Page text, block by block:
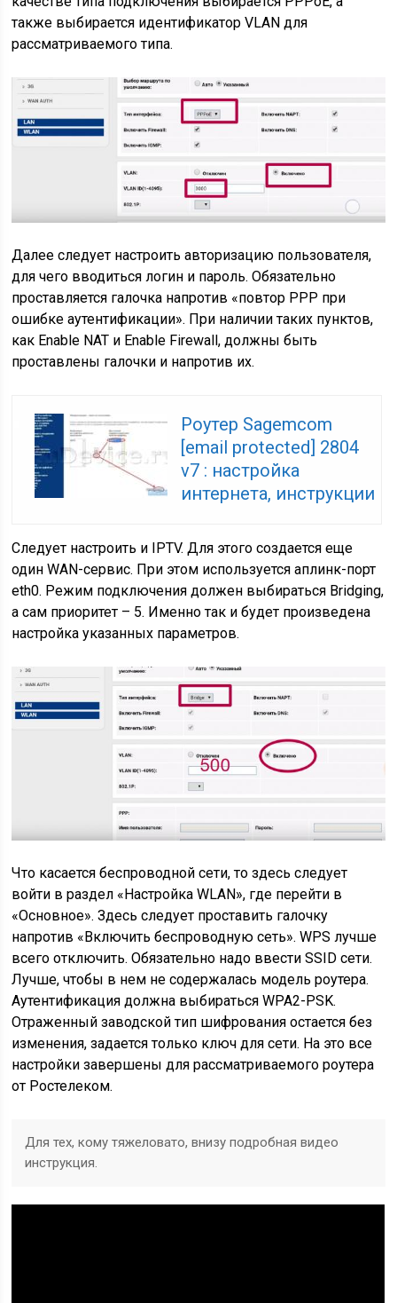
также выбирается идентификатор VLAN для
рассматриваемого типа.
Далее следует настроить авторизацию пользователя,
для чего вводиться логин и пароль. Обязательно
проставляется галочка напротив «повтор РРР при
ошибке аутентификации». При наличии таких пунктов,
как Enable NAT и Enable Firewall, должны быть
проставлены галочки и напротив их.
Роутер Sagemcom
[email protected] 2804
v7 : настройка
интернета, инструкции
Следует настроить и IPTV. Для этого создается еще
один WAN-сервис. При этом используется аплинк-порт
eth0. Режим подключения должен выбираться Bridging,
а сам приоритет – 5. Именно так и будет произведена
настройка указанных параметров.
Что касается беспроводной сети, то здесь следует
войти в раздел «Настройка WLAN», где перейти в
«Основное». Здесь следует проставить галочку
напротив «Включить беспроводную сеть». WPS лучше
всего отключить. Обязательно надо ввести SSID сети.
Лучше, чтобы в нем не содержалась модель роутера.
Аутентификация должна выбираться WPA2-PSK.
Отраженный заводской тип шифрования остается без
изменения, задается только ключ для сети. На это все
настройки завершены для рассматриваемого роутера
от Ростелеком.
Для тех, кому тяжеловато, внизу подробная видео
инструкция.